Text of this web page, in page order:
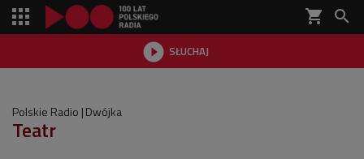
shopping_cart 
 SŁUCHAJ

Polskie Radio Dwójka
Teatr